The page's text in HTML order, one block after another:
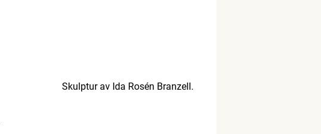
Skulptur av Ida Rosén Branzell.